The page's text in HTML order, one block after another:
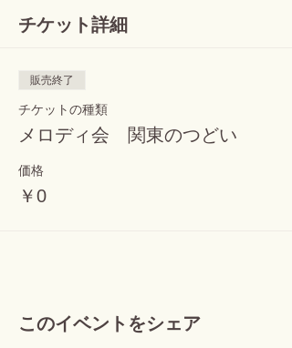
チケット詳細
販売終了
チケットの種類
メロディ会 関東のつどい
価格
￥0
このイベントをシェア